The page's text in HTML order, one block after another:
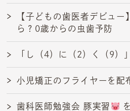
【子どもの歯医者デビュ
ら？0歳からの虫歯予防
「し（4）に（2）く（9）
小児矯正のフライヤーを配
歯科医師勉強会 豚実習